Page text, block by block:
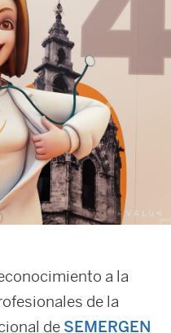
a la
de la
de SEMERGEN